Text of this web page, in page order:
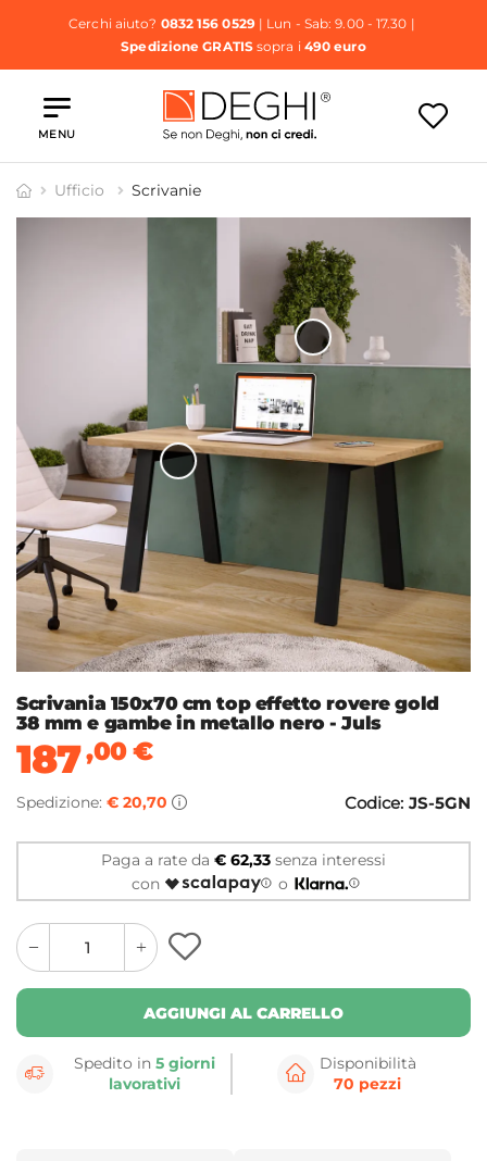
Cerchi aiuto? 0832 156 0529| Lun - Sab: 9.00 - 17.30 |
Spedizione GRATISsopra i 490 euro
MENU
Ufficio Scrivanie
Scrivania 150x70 cm top effetto rovere gold
38 mm e gambe in metallo nero - Juls
187,00€
Spedizione: € 20,70 Codice: JS-5GN
Paga a rate da € 62,33 senza interessi
con
o
quantity
button
quantity
minus
button
AGGIUNGI AL CARRELLO
Spedito in5 giorni
lavorativi
Disponibilità
70 pezzi